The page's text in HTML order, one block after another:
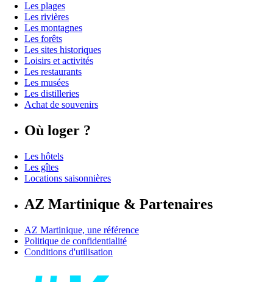
Les plages
Les rivières
Les montagnes
Les forêts
Les sites historiques
Loisirs et activités
Les restaurants
Les musées
Les distilleries
Achat de souvenirs
Où loger ?
Les hôtels
Les gîtes
Locations saisonnières
AZ Martinique & Partenaires
AZ Martinique, une référence
Politique de confidentialité
Conditions d'utilisation